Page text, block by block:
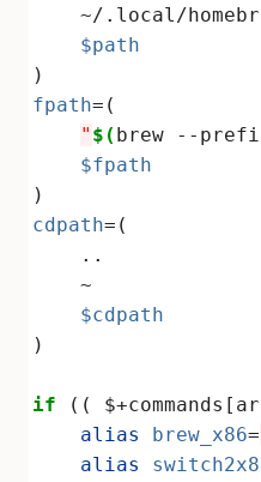
$path
fpath
" $( brew --
$fpath
cdpath
$cdpath
if ((
alias
brew_x86=
alias